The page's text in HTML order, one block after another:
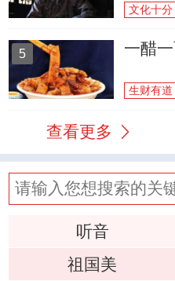
文化十分
5 一醋
生财有道
查看更多
听音
祖国美